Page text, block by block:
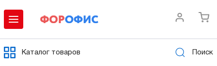
Каталог товаров Поиск